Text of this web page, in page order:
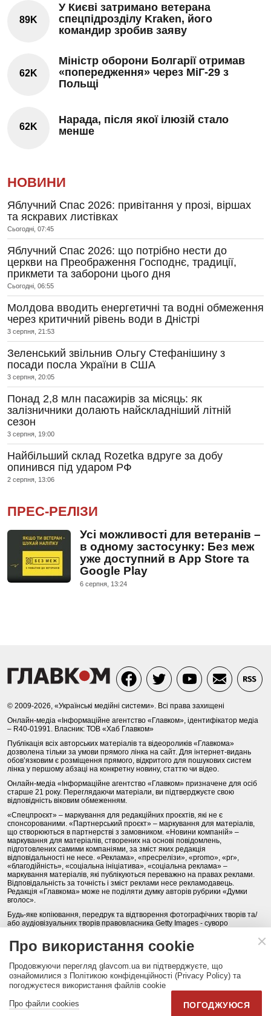
89K
У Києві затримано ветерана
спецпідрозділу Kraken, його
командир зробив заяву
62K
Міністр оборони Болгарії отримав
«попередження» через МіГ-29 з
Польщі
62K
Нарада, після якої ілюзій стало
менше
НОВИНИ
Яблучний Спас 2026: привітання у прозі, віршах
та яскравих листівках
Сьогодні, 07:45
Яблучний Спас 2026: що потрібно нести до
церкви на Преображення Господнє, традиції,
прикмети та заборони цього дня
Сьогодні, 06:55
Молдова вводить енергетичні та водні обмеження
через критичний рівень води в Дністрі
3 серпня, 21:53
Зеленський звільнив Ольгу Стефанішину з
посади посла України в США
3 серпня, 20:05
Понад 2,8 млн пасажирів за місяць: як
залізничники долають найскладніший літній
сезон
3 серпня, 19:00
Найбільший склад Rozetka вдруге за добу
опинився під ударом РФ
2 серпня, 13:06
ПРЕС-РЕЛІЗИ
Усі можливості для ветеранів –
в одному застосунку: Без меж
уже доступний в App Store та
Google Play
6 серпня, 13:24
© 2009-2026, «Українські медійні системи». Всі права захищені
Онлайн-медіа «Інформаційне агентство «Главком», ідентифікатор медіа
– R40-01991. Власник: ТОВ «Хаб Главком»
Публікація всіх авторських матеріалів та відеороликів «Главкома»
дозволена тільки за умови прямого лінка на сайт. Для інтернет-видань
обов’язковим є розміщення прямого, відкритого для пошукових систем
лінка у першому абзаці на конкретну новину, статтю чи відео.
Онлайн-медіа «Інформаційне агентство «Главком» призначене для осіб
старше 21 року. Переглядаючи матеріали, ви підтверджуєте свою
відповідність віковим обмеженням.
«Спецпроєкт» – маркування для редакційних проєктів, які не є
спонсорованими. «Партнерський проєкт» – маркування для матеріалів,
що створюються в партнерстві з замовником. «Новини компаній» –
маркування для матеріалів, створених на основі повідомлень,
підготовлених самими компаніями, за зміст яких редакція
відповідальності не несе. «Реклама», «пресрелізи», «promo», «pr»,
«благодійність», «соціальна ініціатива», «соціальна реклама» –
маркування матеріалів, які публікуються переважно на правах реклами.
Відповідальність за точність і зміст реклами несе рекламодавець.
Редакція «Главкома» може не поділяти думку авторів рубрики «Думки
вголос».
Будь-яке копіювання, передрук та відтворення фотографічних творів та/
або аудіовізуальних творів правовласника Getty Images - суворо
Політика конфіденційності (Privacy Policy). Правила сайту
КОНТАКТИ НАША КОМАНДА АРХІВ
Партнери:DepositPhotos.com,opendatabot.ua
Про використання cookie
Продовжуючи перегляд glavcom.ua ви підтверджуєте, що
ознайомилися з Політикою конфіденційності (Privacy Policy) та
погоджуєтеся використання файлів cookie
Про файли cookies
ПОГОДЖУЮСЯ